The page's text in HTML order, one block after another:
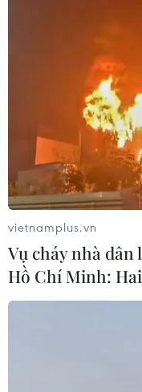
TIN LIÊN QUAN
Samsung ra
Trong phiên bản
vietnamplus.vn
Vụ cháy nhà dân
Hồ Chí Minh: